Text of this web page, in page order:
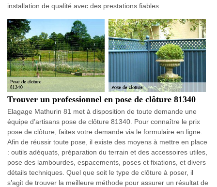
installation de qualité avec des prestations fiables.
Trouver un professionnel en pose de clôture 81340
Elagage Mathurin 81 met à disposition de toute demande une
équipe d’artisans pose de clôture 81340. Pour connaître le prix
pose de clôture, faites votre demande via le formulaire en ligne.
Afin de réussir toute pose, il existe des moyens à mettre en place
: outils adéquats, préparation du terrain et des accessoires utiles,
pose des lambourdes, espacements, poses et fixations, et divers
détails techniques. Quel que soit le type de clôture à poser, il
s’agit de trouver la meilleure méthode pour assurer un résultat de